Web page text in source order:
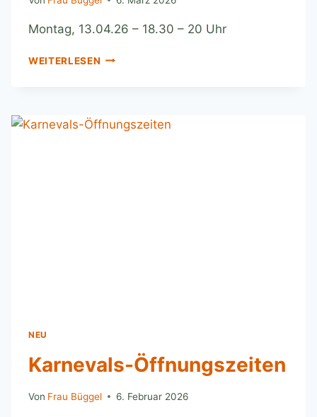
Montag, 13.04.26 – 18.30 – 20 Uhr
WEITERLESEN
NEU
Karnevals-Öffnungszeiten
Von Frau Büggel 6. Februar 2026